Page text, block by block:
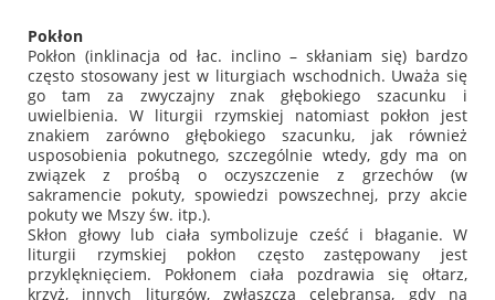
Pokłon
Pokłon (inklinacja od łac. inclino – skłaniam się) bardzo
często stosowany jest w liturgiach wschodnich. Uważa się
go tam za zwyczajny znak głębokiego szacunku i
uwielbienia. W liturgii rzymskiej natomiast pokłon jest
znakiem zarówno głębokiego szacunku, jak również
usposobienia pokutnego, szczególnie wtedy, gdy ma on
związek z prośbą o oczyszczenie z grzechów (w
sakramencie pokuty, spowiedzi powszechnej, przy akcie
pokuty we Mszy św. itp.).
Skłon głowy lub ciała symbolizuje cześć i błaganie. W
liturgii rzymskiej pokłon często zastępowany jest
przyklęknięciem. Pokłonem ciała pozdrawia się ołtarz,
krzyż, innych liturgów, zwłaszcza celebransa, gdy na